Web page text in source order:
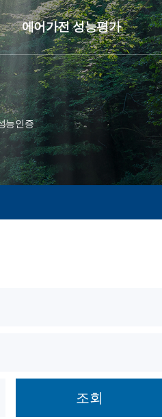
에어가전 성능평가
공기청정
전열교환
필터 평가
능인증
조회